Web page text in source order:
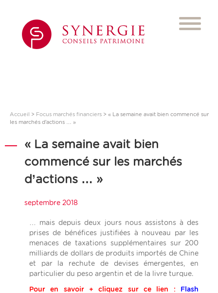
Accueil > Focus marchés financiers > « La semaine avait bien commencé sur
les marchés d’actions … »
« La semaine avait bien
commencé sur les marchés
d’actions … »
septembre 2018
… mais depuis deux jours nous assistons à des
prises de bénéfices justifiées à nouveau par les
menaces de taxations supplémentaires sur 200
milliards de dollars de produits importés de Chine
et par la rechute de devises émergentes, en
particulier du peso argentin et de la livre turque.
Pour en savoir + cliquez sur ce lien : Flash